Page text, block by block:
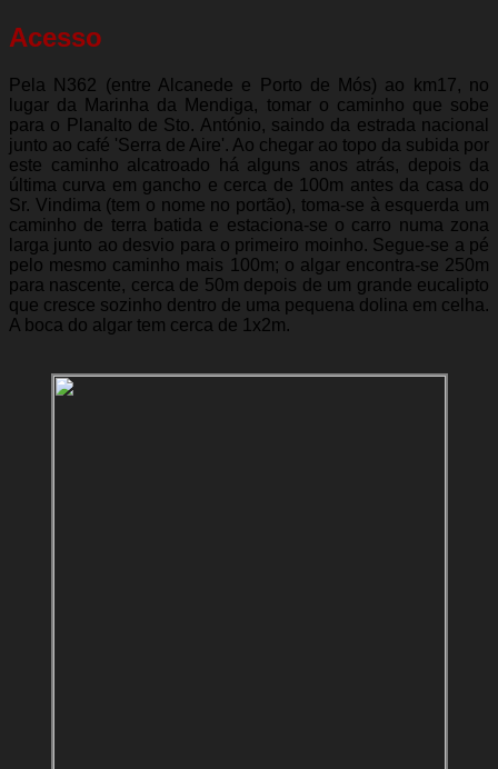
Acesso
Pela N362 (entre Alcanede e Porto de Mós) ao km17, no
lugar da Marinha da Mendiga, tomar o caminho que sobe
para o Planalto de Sto. António, saindo da estrada nacional
junto ao café 'Serra de Aire'. Ao chegar ao topo da subida por
este caminho alcatroado há alguns anos atrás, depois da
última curva em gancho e cerca de 100m antes da casa do
Sr. Vindima (tem o nome no portão), toma-se à esquerda um
caminho de terra batida e estaciona-se o carro numa zona
larga junto ao desvio para o primeiro moinho. Segue-se a pé
pelo mesmo caminho mais 100m; o algar encontra-se 250m
para nascente, cerca de 50m depois de um grande eucalipto
que cresce sozinho dentro de uma pequena dolina em celha.
A boca do algar tem cerca de 1x2m.